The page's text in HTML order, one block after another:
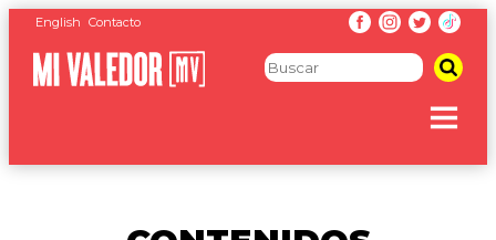
English Contacto